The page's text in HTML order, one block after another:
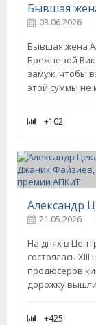
03.06.2026
Бывшая жена
Брежневой
замуж, чтобы
этой суммы не
+102
21.05.2026
На днях в
состоялась
продюсеров
дорожку
+425